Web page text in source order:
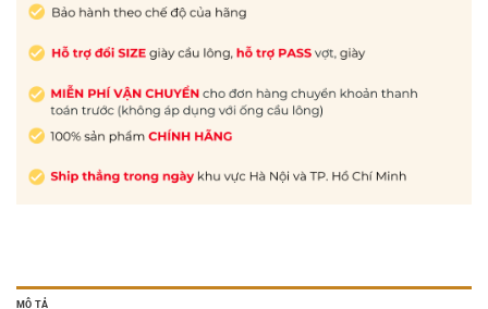
MÔ TẢ